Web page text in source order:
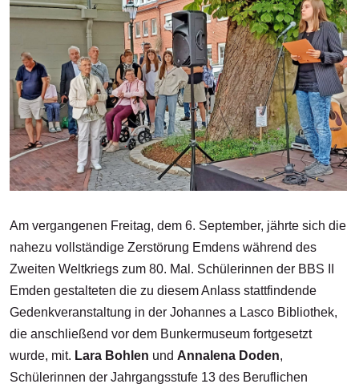
Am vergangenen Freitag, dem 6. September, jährte sich die
nahezu vollständige Zerstörung Emdens während des
Zweiten Weltkriegs zum 80. Mal. Schülerinnen der BBS II
Emden gestalteten die zu diesem Anlass stattfindende
Gedenkveranstaltung in der Johannes a Lasco Bibliothek,
die anschließend vor dem Bunkermuseum fortgesetzt
wurde, mit. Lara Bohlen und Annalena Doden,
Schülerinnen der Jahrgangsstufe 13 des Beruflichen